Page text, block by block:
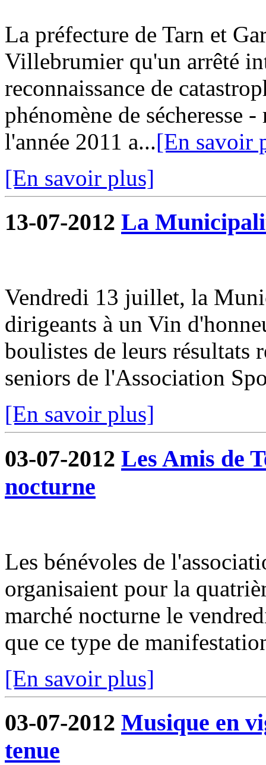
La préfecture de Tarn et
Villebrumier qu'un arrêté
reconnaissance de
phénomène de sécheresse
l'année 2011 a...[En savoir
[En savoir plus]
13-07-2012 La
Vendredi 13 juillet, la
dirigeants à un Vin
boulistes de leurs résultats
seniors de l'Association
[En savoir plus]
03-07-2012 Les Amis de
nocturne
Les bénévoles de
organisaient pour la
marché nocturne le
que ce type de
[En savoir plus]
03-07-2012 Musique en
tenue